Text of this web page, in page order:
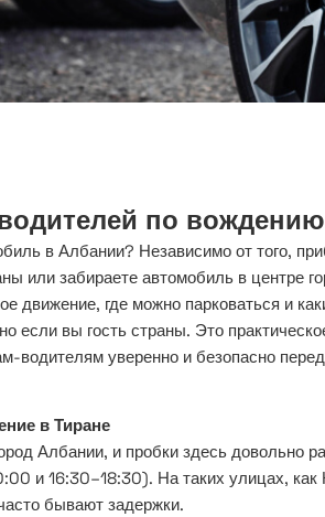
по
в Албании? Независимо от того,
или забираете автомобиль в центре
движение, где можно парковаться и
если вы гость страны. Это
водителям уверенно и безопасно
в Тиране
Албании, и пробки здесь довольно
и 16:30–18:30). На таких улицах, как
бывают задержки.